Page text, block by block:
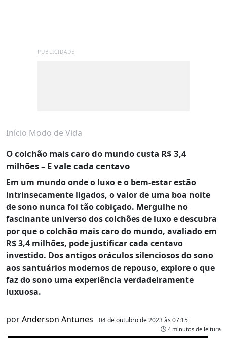
PUBLICIDADE
Início Modo de Vida
O colchão mais caro do mundo custa R$ 3,4
milhões – E vale cada centavo
Em um mundo onde o luxo e o bem-estar estão
intrinsecamente ligados, o valor de uma boa noite
de sono nunca foi tão cobiçado. Mergulhe no
fascinante universo dos colchões de luxo e descubra
por que o colchão mais caro do mundo, avaliado em
R$ 3,4 milhões, pode justificar cada centavo
investido. Dos antigos oráculos silenciosos do sono
aos santuários modernos de repouso, explore o que
faz do sono uma experiência verdadeiramente
luxuosa.
porAnderson Antunes 04 de outubro de 2023 às 07:15
4 minutos de leitura